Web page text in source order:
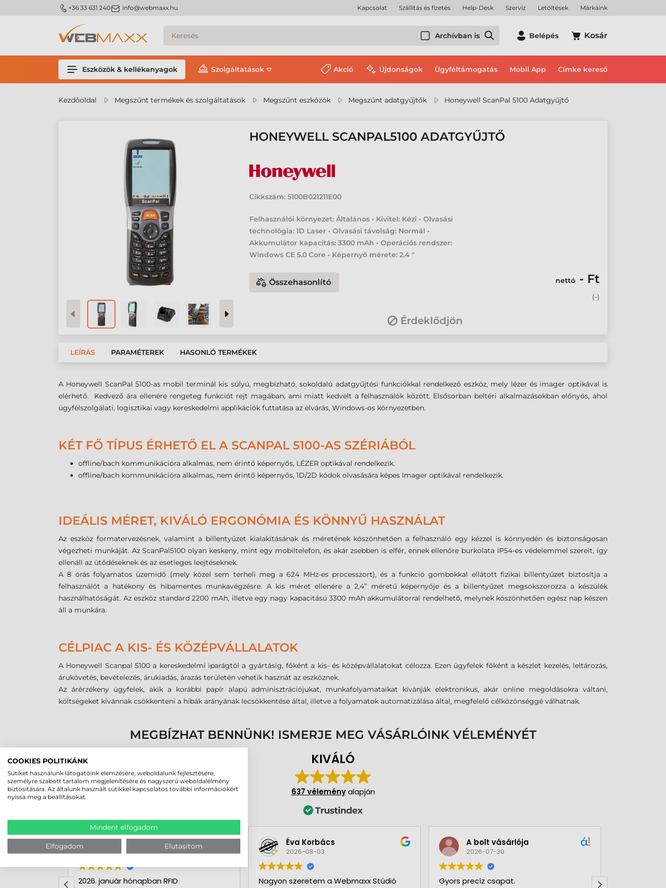
m_phone +36 33 631 240m_email info@webmaxx.hu Kapcsolat Szállítás és fizetés Help-Desk Szerviz Letöltések Márkáink
Archívban is Belépés Kosár
Eszközök & kellékanyagok Szolgáltatások Akció Újdonságok Ügyféltámogatás Mobil App Címke kereső
Kezdőoldal Megszűnt termékek és szolgáltatások Megszűnt eszközök Megszűnt adatgyűjtők Honeywell ScanPal 5100 Adatgyűjtő
HONEYWELL SCANPAL5100 ADATGYŰJTŐ
Cikkszám: 5100B021211E00
Felhasználói környezet: Általános • Kivitel: Kézi • Olvasási
technológia: 1D Laser • Olvasási távolság: Normál •
Akkumulátor kapacitás: 3300 mAh • Operációs rendszer:
Windows CE 5.0 Core • Képernyő mérete: 2.4 "
Összehasonlító nettó - Ft
(-)
Érdeklődjön
LEÍRÁS PARAMÉTEREK HASONLÓ TERMÉKEK
A Honeywell ScanPal 5100-as mobil terminál kis súlyú, megbízható, sokoldalú adatgyűjtési funkciókkal rendelkező eszköz, mely lézer és imager optikával is
elérhető. Kedvező ára ellenére rengeteg funkciót rejt magában, ami miatt kedvelt a felhasználók között. Elsősorban beltéri alkalmazásokban előnyös, ahol
ügyfélszolgálati, logisztikai vagy kereskedelmi applikációk futtatása az elvárás, Windows-os környezetben.
KÉT FŐ TÍPUS ÉRHETŐ EL A SCANPAL 5100-AS SZÉRIÁBÓL
offline/bach kommunikációra alkalmas, nem érintő képernyős, LÉZER optikával rendelkezik.
offline/bach kommunikációra alkalmas, nem érintő képernyős, 1D/2D kódok olvasására képes Imager optikával rendelkezik.
IDEÁLIS MÉRET, KIVÁLÓ ERGONÓMIA ÉS KÖNNYŰ HASZNÁLAT
Az eszköz formatervezésnek, valamint a billentyűzet kialakításának és méretének köszönhetően a felhasználó egy kézzel is könnyedén és biztonságosan
végezheti munkáját. Az ScanPal5100 olyan keskeny, mint egy mobiltelefon, és akár zsebben is elfér, ennek ellenőre burkolata IP54-es védelemmel szerelt, így
ellenáll az ütődéseknek és az esetleges leejtéseknek.
A 8 órás folyamatos üzemidő (mely közel sem terheli meg a 624 MHz-es processzort), és a funkció gombokkal ellátott fizikai billentyűzet biztosítja a
felhasználót a hatékony és hibamentes munkavégzésre. A kis méret ellenére a 2,4” méretű képernyője és a billentyűzet megsokszorozza a készülék
használhatóságát. Az eszköz standard 2200 mAh, illetve egy nagy kapacitású 3300 mAh akkumulátorral rendelhető, melynek köszönhetően egész nap készen
áll a munkára.
CÉLPIAC A KIS- ÉS KÖZÉPVÁLLALATOK
A Honeywell Scanpal 5100 a kereskedelmi iparágtól a gyártásig, főként a kis- és középvállalatokat célozza. Ezen ügyfelek főként a készlet kezelés, leltározás,
árukövetés, bevételezés, árukiadás, árazás területén vehetik hasznát az eszköznek.
Az árérzékeny ügyfelek, akik a korábbi papír alapú adminisztrációjukat, munkafolyamataikat kívánják elektronikus, akár online megoldásokra váltani,
költségeket kívánnak csökkenteni a hibák arányának lecsökkentése által, illetve a folyamatok automatizálása által, megfelelő célközönséggé válhatnak.
MEGBÍZHAT BENNÜNK! ISMERJE MEG VÁSÁRLÓINK VÉLEMÉNYÉT
KIVÁLÓ
637 véleményalapján
Csaba Vörös
2026-08-04
2026. január hónapban RFID
Éva Korbács
2026-08-03
Nagyon szeretem a Webmaxx Stúdió
A bolt vásárlója
2026-07-30
Gyors precíz csapat.
COOKIES POLITIKÁNK
Sütiket használunk látogatóink elemzésére, weboldalunk fejlesztésére,
személyre szabott tartalom megjelenítésére és nagyszerű weboldalélmény
biztosítására. Az általunk használt sütikkel kapcsolatos további információkért
nyissa meg a beállításokat.
Mindent elfogadom
Elfogadom Elutasítom